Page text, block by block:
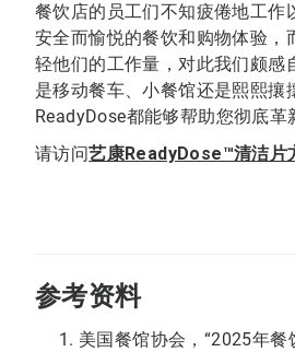
餐饮店的员工们不知疲倦地工作
安全而愉悦的餐饮和购物体验，
轻他们的工作量，对此我们颇感
是移动餐车、小餐馆还是熙熙攘
ReadyDose都能够帮助您彻底革
请访问艺康ReadyDose™清洁片
参考资料
美国餐馆协会，“2025年餐